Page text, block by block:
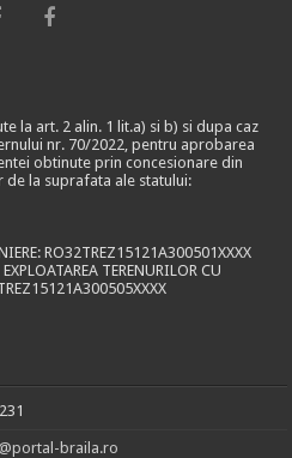
la art. 2 alin. 1 lit.a) si b) si dupa caz
nr. 70/2022, pentru aprobarea
obtinute prin concesionare din
la suprafata ale statului:
RO32TREZ15121A300501XXXX
TERENURILOR CU
braila.ro